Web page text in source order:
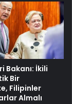
Bakanı: İkili
Bir
Filipinler
Almalı